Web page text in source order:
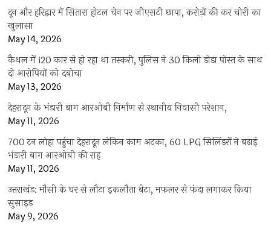
दून और हरिद्वार में सितारा होटल चेन पर जीएसटी छापा, करोड़ों की कर चोरी का
खुलासा
May 14, 2026
कैथल में i20 कार से हो रहा था तस्करी, पुलिस ने 30 किलो डोडा पोस्त के साथ
दो आरोपियों को दबोचा
May 13, 2026
देहरादून के भंडारी बाग आरओबी निर्माण से स्थानीय निवासी परेशान,
May 11, 2026
700 टन लोहा पहुंचा देहरादून लेकिन काम अटका, 60 LPG सिलिंडरों ने बढ़ाई
भंडारी बाग आरओबी की राह
May 11, 2026
उत्तराखंड: मौसी के घर से लौटा इकलौता बेटा, मफलर से फंदा लगाकर किया
सुसाइड
May 9, 2026